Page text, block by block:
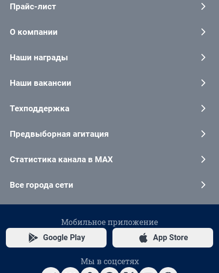
Прайс-лист
О компании
Наши награды
Наши вакансии
Техподдержка
Предвыборная агитация
Статистика канала в MAX
Все города сети
Мобильное приложение
Google Play App Store
Мы в соцсетях